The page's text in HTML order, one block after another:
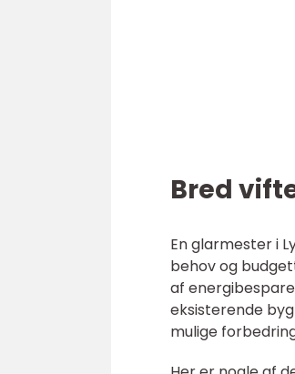
Bred
En glarmester i
behov og
af
eksisterende
mulige